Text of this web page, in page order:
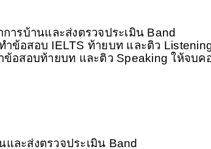
ารบ้านและส่งตรวจประเมิน Band
ำข้อสอบ IELTS ท้ายบท และติว
อสอบท้ายบท และติว Speaking ให้จบค
ละส่งตรวจประเมิน Band